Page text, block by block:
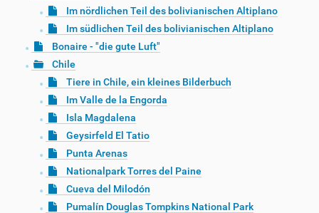
Im nördlichen Teil des bolivianischen Altiplano
Im südlichen Teil des bolivianischen Altiplano
Bonaire - "die gute Luft"
Chile
Tiere in Chile, ein kleines Bilderbuch
Im Valle de la Engorda
Isla Magdalena
Geysirfeld El Tatio
Punta Arenas
Nationalpark Torres del Paine
Cueva del Milodón
Pumalín Douglas Tompkins National Park